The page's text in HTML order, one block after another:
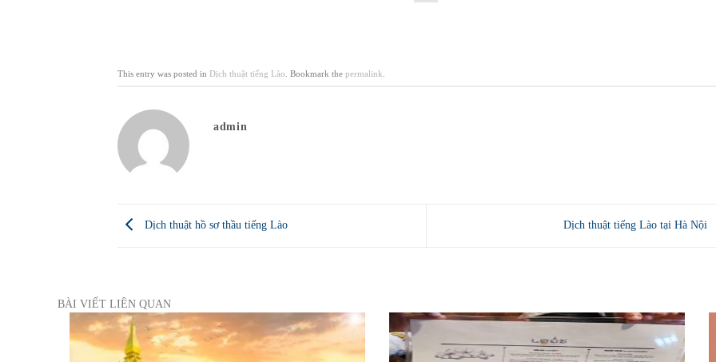
This entry was posted in Dịch thuật tiếng Lào . Bookmark the permalink
admin
Dịch thuật hồ sơ thầu tiếng Lào Dịch thuật tiếng Lào tại Hà Nội
BÀI VIẾT LIÊN QUAN